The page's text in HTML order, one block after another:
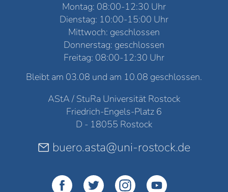
Montag: 08:00-12:30 Uhr
Dienstag: 10:00-15:00 Uhr
Mittwoch: geschlossen
Donnerstag: geschlossen
Freitag: 08:00-12:30 Uhr
Bleibt am 03.08 und am 10.08 geschlossen.
AStA / StuRa Universität Rostock
Friedrich-Engels-Platz 6
D - 18055 Rostock
buero.asta@uni-rostock.de